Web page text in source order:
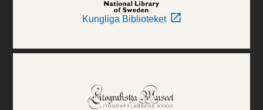
Kungliga Biblioteket